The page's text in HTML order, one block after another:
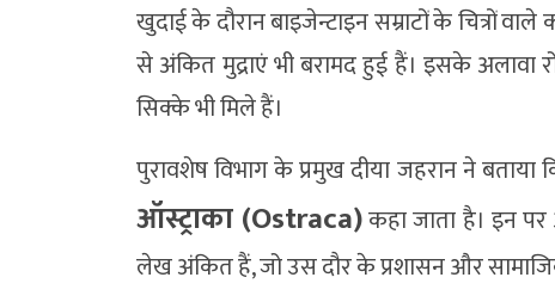
खुदाई के दौरान बाइजेन्टाइन सम्राटों के चित्रों
से अंकित मुद्राएं भी बरामद हुई हैं। इसके अलावा
सिक्के भी मिले हैं।
पुरावशेष विभाग के प्रमुख दीया जहरान ने
ऑस्ट्राका (Ostraca)कहा जाता है। इन
लेख अंकित हैं, जो उस दौर के प्रशासन और